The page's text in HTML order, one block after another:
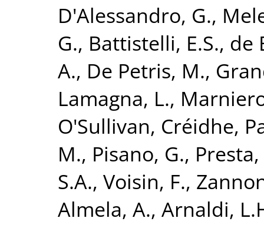
D'Alessandro, G.,
G., Battistelli, E.S., de
A., De Petris, M.,
Lamagna, L.,
O'Sullivan, Créidhe,
M., Pisano, G.,
S.A., Voisin, F.,
Almela, A., Arnaldi,